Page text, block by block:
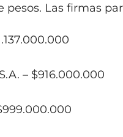
pesos. Las firmas
– $916.000.000